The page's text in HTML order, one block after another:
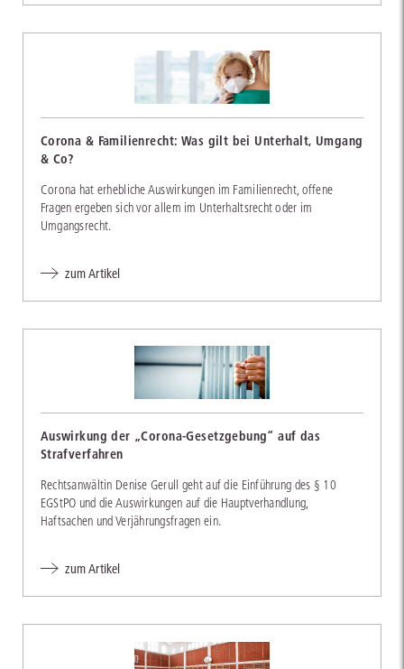
Corona & Familienrecht: Was gilt bei Unterhalt, Umgang
& Co?
Corona hat erhebliche Auswirkungen im Familienrecht, offene
Fragen ergeben sich vor allem im Unterhaltsrecht oder im
Umgangsrecht.
zum Artikel
Auswirkung der „Corona-Gesetzgebung“ auf das
Strafverfahren
Rechtsanwältin Denise Gerull geht auf die Einführung des § 10
EGStPO und die Auswirkungen auf die Hauptverhandlung,
Haftsachen und Verjährungsfragen ein.
zum Artikel